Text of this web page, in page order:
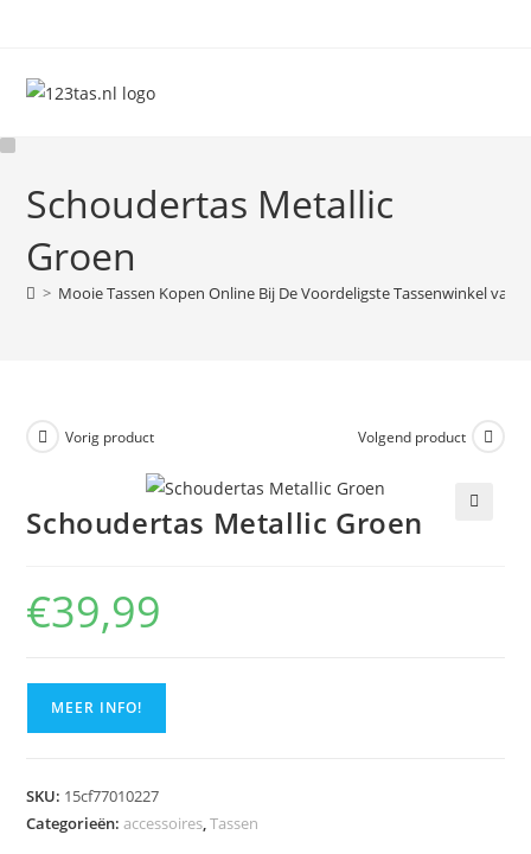
inhoud
Schoudertas Metallic
Groen
> Mooie Tassen Kopen Online Bij De Voordeligste Tassenwinkel van
Vorig product Volgend product
Schoudertas Metallic Groen
€39,99
MEER INFO!
SKU: 15cf77010227
Categorieën:accessoires,Tassen